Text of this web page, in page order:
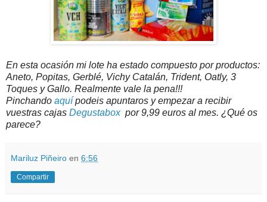
En esta ocasión mi lote ha estado compuesto por productos:
Aneto, Popitas, Gerblé, Vichy Catalán, Trident, Oatly, 3
Toques y Gallo. Realmente vale la pena!!!
Pinchando aquípodeis apuntaros y empezar a recibir
vuestras cajas Degustaboxpor 9,99 euros al mes. ¿Qué os
parece?
Mariluz Piñeiro en 6:56
Compartir